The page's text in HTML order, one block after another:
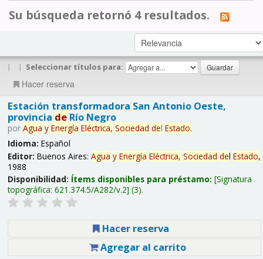
Su búsqueda retornó 4 resultados.
| | Seleccionar títulos para:
Hacer reserva
Estación transformadora San Antonio Oeste,
provincia deRío Negro
por Agua y Energía Eléctrica, Sociedad del Estado.
Idioma: Español
Editor: Buenos Aires: Agua y Energía Eléctrica, Sociedad del Estado,
1988
Disponibilidad: Ítems disponibles para préstamo: Signatura
topográfica: 621.374.5/A282/v.2 (3).
Hacer reserva
Agregar al carrito